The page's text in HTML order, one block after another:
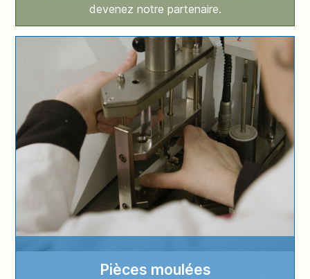
devenez notre partenaire.
Pièces moulées